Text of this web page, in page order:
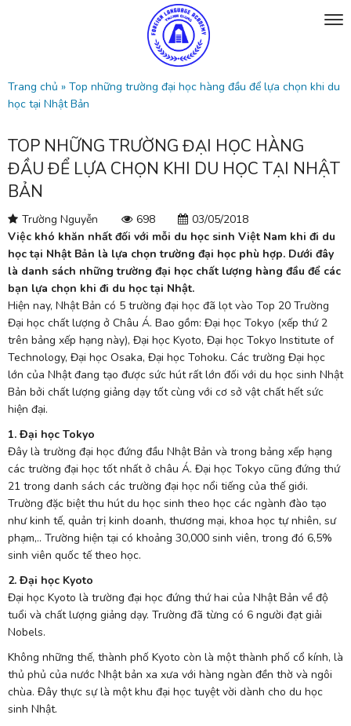
Trang chủ » Top những trường đại học hàng đầu để lựa chọn khi du
học tại Nhật Bản
TOP NHỮNG TRƯỜNG ĐẠI HỌC HÀNG
ĐẦU ĐỂ LỰA CHỌN KHI DU HỌC TẠI NHẬT
BẢN
Trường Nguyễn 698
03/05/2018
Việc khó khăn nhất đối với mỗi du học sinh Việt Nam khi đi du
học tại Nhật Bản là lựa chọn trường đại học phù hợp. Dưới đây
là danh sách những trường đại học chất lượng hàng đầu để các
bạn lựa chọn khi đi du học tại Nhật.
Hiện nay, Nhật Bản có 5 trường đại học đã lọt vào Top 20 Trường
Đại học chất lượng ở Châu Á. Bao gồm: Đại học Tokyo (xếp thứ 2
trên bảng xếp hạng này), Đại học Kyoto, Đại học Tokyo Institute of
Technology, Đại học Osaka, Đại học Tohoku. Các trường Đại học
lớn của Nhật đang tạo được sức hút rất lớn đối với du học sinh Nhật
Bản bởi chất lượng giảng dạy tốt cùng với cơ sở vật chất hết sức
hiện đại.
1. Đại học Tokyo
Đây là trường đại học đứng đầu Nhật Bản và trong bảng xếp hạng
các trường đại học tốt nhất ở châu Á. Đại học Tokyo cũng đứng thứ
21 trong danh sách các trường đại học nổi tiếng của thế giới.
Trường đặc biệt thu hút du học sinh theo học các ngành đào tạo
như kinh tế, quản trị kinh doanh, thương mại, khoa học tự nhiên, sư
phạm,.. Trường hiện tại có khoảng 30,000 sinh viên, trong đó 6,5%
sinh viên quốc tế theo học.
2. Đại học Kyoto
Đại học Kyoto là trường đại học đứng thứ hai của Nhật Bản về độ
tuổi và chất lượng giảng dạy. Trường đã từng có 6 người đạt giải
Nobels.
Không những thế, thành phố Kyoto còn là một thành phố cổ kính, là
thủ phủ của nước Nhật bản xa xưa với hàng ngàn đền thờ và ngôi
chùa. Đây thực sự là một khu đại học tuyệt vời dành cho du học
sinh Nhật.